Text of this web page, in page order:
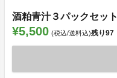
酒粕青汁３パックセット
¥5,500 (税込/送料込)残り97